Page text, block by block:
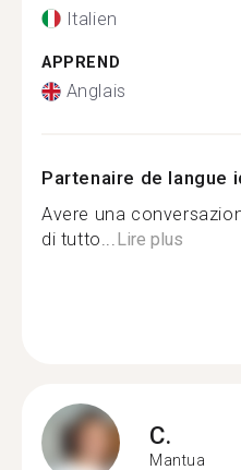
Italien
APPREND
Anglais
Partenaire de langue
Avere una
di tutto...Lire plus
C.
Mantua